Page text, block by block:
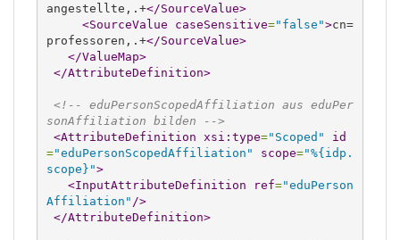
angestellte,.+</SourceValue>
<SourceValue
caseSensitive="false">cn=
professoren,.+</SourceValue>
</ValueMap>
</AttributeDefinition>
<!-- eduPersonScopedAffiliation aus eduPer
sonAffiliation bilden -->
<AttributeDefinition
xsi:type="Scoped"
id
="eduPersonScopedAffiliation" scope="%{idp.
scope}">
<InputAttributeDefinition
ref="eduPerson
Affiliation" />
</AttributeDefinition>